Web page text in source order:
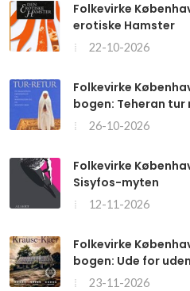
Folkevirke
erotiske Hamster
22-10-2026
Folkevirke
bogen: Teheran tur
26-10-2026
Folkevirke
Sisyfos-myten
12-11-2026
Folkevirke
bogen: Ude for uden
23-11-2026